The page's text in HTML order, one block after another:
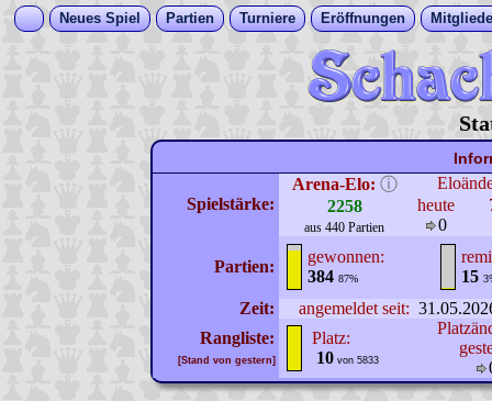
Neues Spiel Partien Turniere Eröffnungen
Spielstärke:
Arena-Elo: ⓘ
2258
aus 440 Partien
heute
0
Partien:
gewonnen:
384 87%
15
Zeit: angemeldet seit:
Rangliste:
[Stand von gestern]
Platz:
10 von 5833